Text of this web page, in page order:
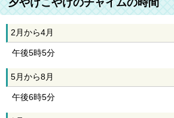
夕やけこやけのチャイムの時間
2月から4月
午後5時5分
5月から8月
午後6時5分